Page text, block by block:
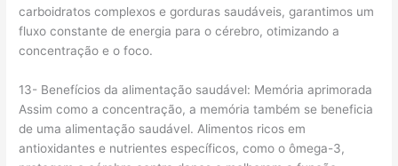
carboidratos complexos e gorduras saudáveis, garantimos um
fluxo constante de energia para o cérebro, otimizando a
concentração e o foco.
13- Benefícios da alimentação saudável: Memória aprimorada
Assim como a concentração, a memória também se beneficia
de uma alimentação saudável. Alimentos ricos em
antioxidantes e nutrientes específicos, como o ômega-3,